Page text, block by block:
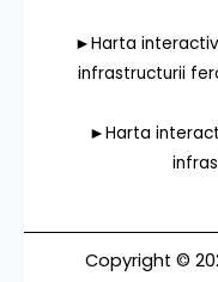
►Harta
infrastructurii
►Harta
Copyright ©